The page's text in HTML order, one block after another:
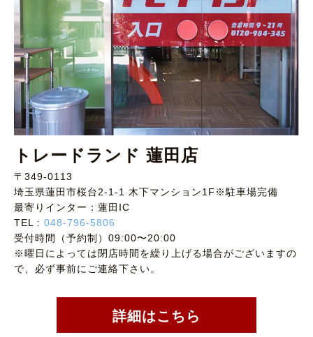
トレードランド 蓮田店
〒349-0113
埼玉県蓮田市桜台2-1-1 木下マンション1F※駐車場完備
最寄りインター：蓮田IC
TEL : 048-796-5806
受付時間（予約制）09:00〜20:00
※曜日によっては閉店時間を繰り上げる場合がございますの
で、必ず事前にご連絡下さい。
詳細はこちら